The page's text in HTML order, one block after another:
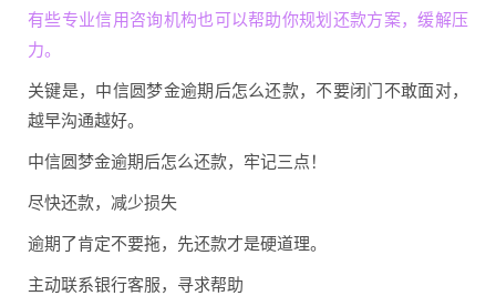
有些专业信用咨询机构也可以帮助你规划还款方案，缓解压
力。
关键是，中信圆梦金逾期后怎么还款，不要闭门不敢面对，
越早沟通越好。
中信圆梦金逾期后怎么还款，牢记三点！
尽快还款，减少损失
逾期了肯定不要拖，先还款才是硬道理。
主动联系银行客服，寻求帮助